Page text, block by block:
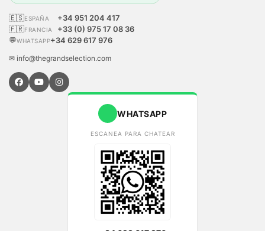
🇪🇸ESPAÑA
+34 951 204 417
🇫🇷FRANCIA
+33 (0) 975 17 08 36
💬WHATSAPP+34 629 617 976
✉ info@thegrandselection.com
WHATSAPP
ESCANEA PARA CHATEAR